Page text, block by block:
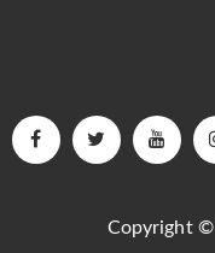
Copyright ©